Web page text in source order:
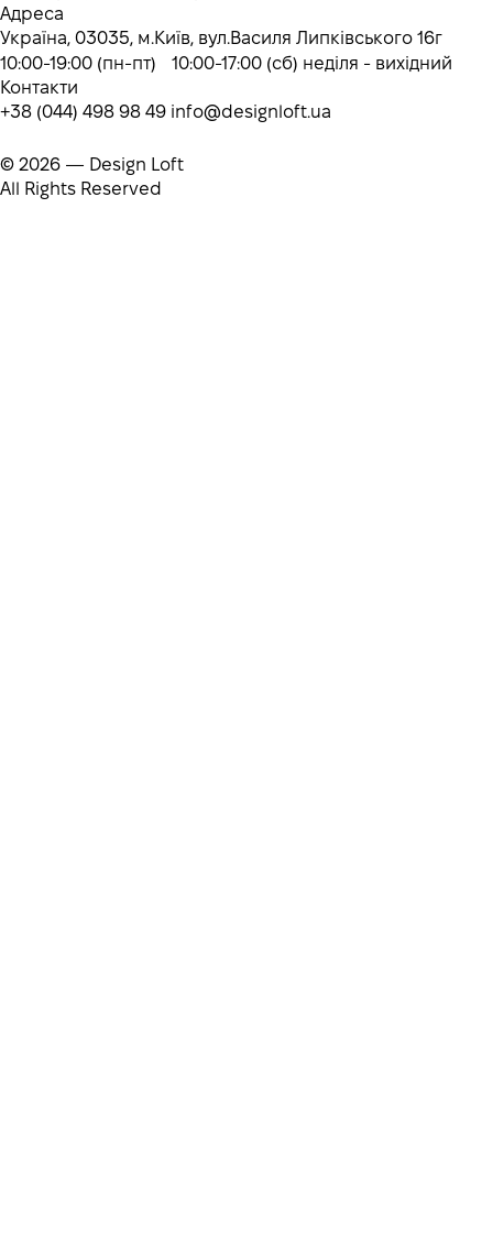
Адреса
Україна, 03035, м.Київ, вул.Василя Липківського 16г
10:00-19:00 (пн-пт) 10:00-17:00 (сб) неділя - вихідний
Контакти
+38 (044) 498 98 49 info@designloft.ua
© 2026 — Design Loft
All Rights Reserved